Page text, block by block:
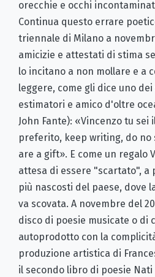
orecchie e occhi
Continua questo errare
triennale di Milano a
amicizie e attestati di stima
lo incitano a non mollare e a
leggere, come gli dice uno
estimatori e amico d'oltre
John Fante): «Vincenzo tu
preferito, keep writing, do no
are a gift». E come un regalo
attesa di essere "scartato", a
più nascosti del paese, dove
va scovata. A novembre del
disco di poesie musicate o di
autoprodotto con la
produzione artistica di
il secondo libro di poesie